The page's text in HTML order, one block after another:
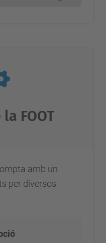
FOOT
amb un
per diversos